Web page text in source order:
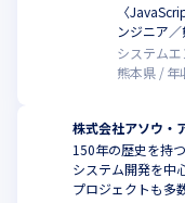
〈
ンジニア
システム
熊本県
年
株式会社アソウ・
150年の歴史を持
システム開発を中
プロジェクトも多